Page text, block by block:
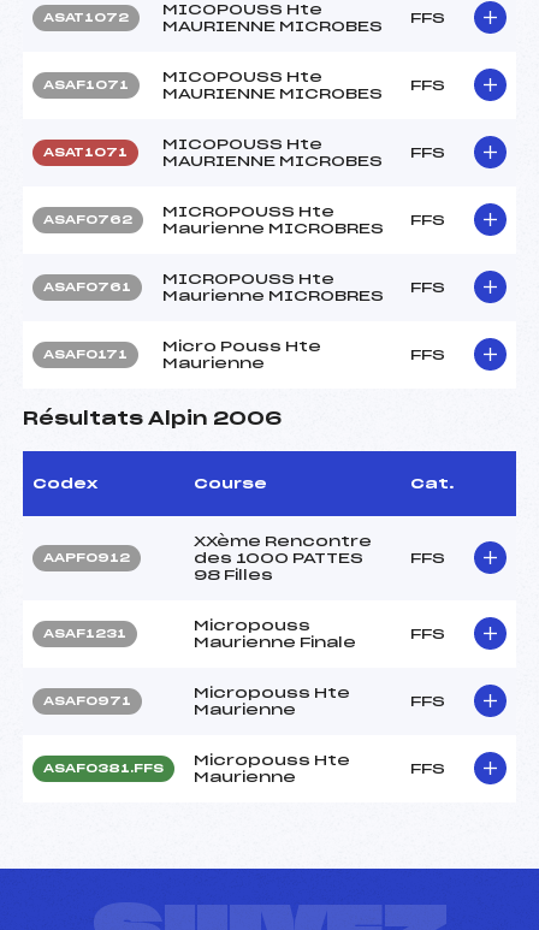
ASAT1072
MICOPOUSS Hte
MAURIENNE MICROBES
FFS
ASAF1071
MICOPOUSS Hte
MAURIENNE MICROBES
FFS
ASAT1071
MICOPOUSS Hte
MAURIENNE MICROBES
FFS
ASAF0762
MICROPOUSS Hte
Maurienne MICROBRES
FFS
ASAF0761
MICROPOUSS Hte
Maurienne MICROBRES
FFS
ASAF0171
Micro Pouss Hte
Maurienne
FFS
Résultats Alpin 2006
Codex Course Cat.
AAPF0912
XXème Rencontre
des 1000 PATTES
98 Filles
FFS
ASAF1231
Micropouss
Maurienne Finale
FFS
ASAF0971
Micropouss Hte
Maurienne
FFS
ASAF0381.FFS
Micropouss Hte
Maurienne
FFS